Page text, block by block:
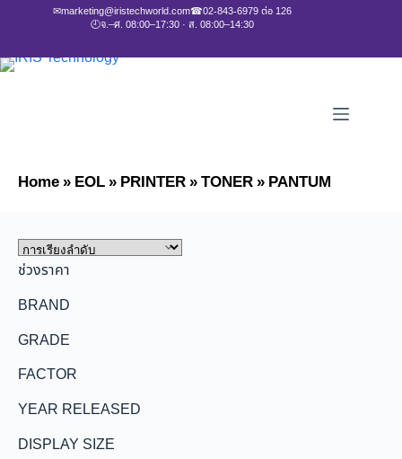
✉marketing@iristechworld.com☎02-843-6979 ต่อ 126
🕘จ.–ศ. 08:00–17:30 · ส. 08:00–14:30
Home»EOL»PRINTER»TONER»PANTUM
ช่วงราคา
BRAND
GRADE
FACTOR
YEAR RELEASED
DISPLAY SIZE